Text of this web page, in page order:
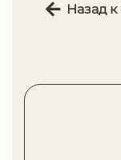
Назад